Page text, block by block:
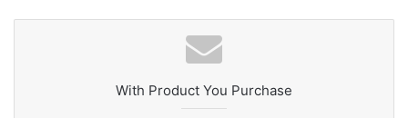
L’Afrique au carrefour des
consciences : le devoir de rompre
avec la culture du naufrage
With Product You Purchase